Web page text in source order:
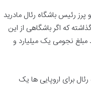
پرز رئیس باشگاه رئال مادرید
که اگر باشگاهی از این
مبلغ نجومی یک میلیارد و
رئال برای اروپایی ها یک